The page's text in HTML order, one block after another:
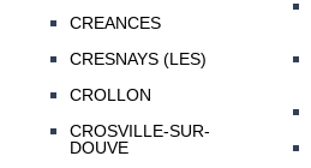
CREANCES
CRESNAYS (LES)
CROLLON
CROSVILLE-SUR-
DOUVE